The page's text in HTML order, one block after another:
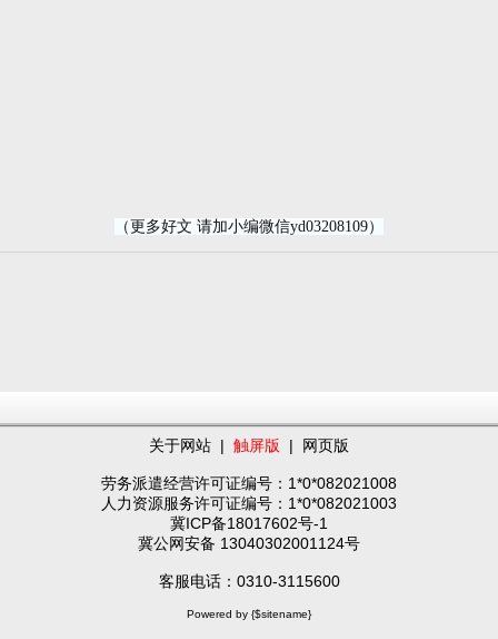
（更多好文 请加小编微信yd03208109）
关于网站 | 触屏版 | 网页版
劳务派遣经营许可证编号：1*0*082021008
人力资源服务许可证编号：1*0*082021003
冀ICP备18017602号-1
冀公网安备 13040302001124号
客服电话：0310-3115600
Powered by {$sitename}